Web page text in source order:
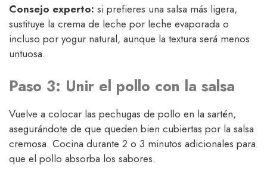
Consejo experto: si prefieres una salsa más ligera,
sustituye la crema de leche por leche evaporada o
incluso por yogur natural, aunque la textura será menos
untuosa.
Paso 3: Unir el pollo con la salsa
Vuelve a colocar las pechugas de pollo en la sartén,
asegurándote de que queden bien cubiertas por la salsa
cremosa. Cocina durante 2 o 3 minutos adicionales para
que el pollo absorba los sabores.